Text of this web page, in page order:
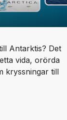
Antarktis? Det
vida, orörda
kryssningar till